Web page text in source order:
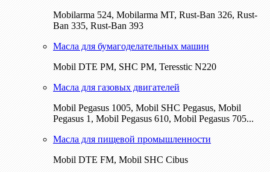
Mobilarma 524, Mobilarma MT, Rust-Ban 326, Rust-
Ban 335, Rust-Ban 393
Масла для бумагоделательных машин
Mobil DTE РМ, SHC PM, Teresstic N220
Масла для газовых двигателей
Mobil Pegasus 1005, Mobil SHC Pegasus, Mobil
Pegasus 1, Mobil Pegasus 610, Mobil Pegasus 705...
Масла для пищевой промышленности
Mobil DTE FM, Mobil SHC Cibus